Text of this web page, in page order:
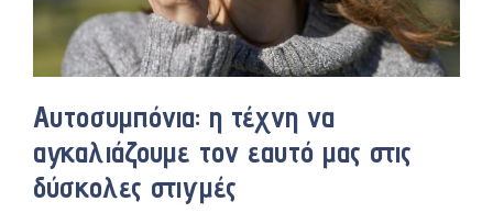
Αυτοσυμπόνια: η τέχνη να
αγκαλιάζουμε τον εαυτό μας στις
δύσκολες στιγμές